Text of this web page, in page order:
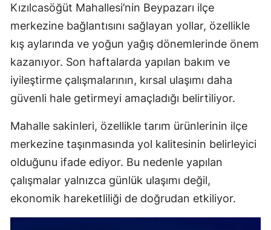
Kızılcasöğüt Mahallesi’nin Beypazarı ilçe
merkezine bağlantısını sağlayan yollar, özellikle
kış aylarında ve yoğun yağış dönemlerinde önem
kazanıyor. Son haftalarda yapılan bakım ve
iyileştirme çalışmalarının, kırsal ulaşımı daha
güvenli hale getirmeyi amaçladığı belirtiliyor.
Mahalle sakinleri, özellikle tarım ürünlerinin ilçe
merkezine taşınmasında yol kalitesinin belirleyici
olduğunu ifade ediyor. Bu nedenle yapılan
çalışmalar yalnızca günlük ulaşımı değil,
ekonomik hareketliliği de doğrudan etkiliyor.